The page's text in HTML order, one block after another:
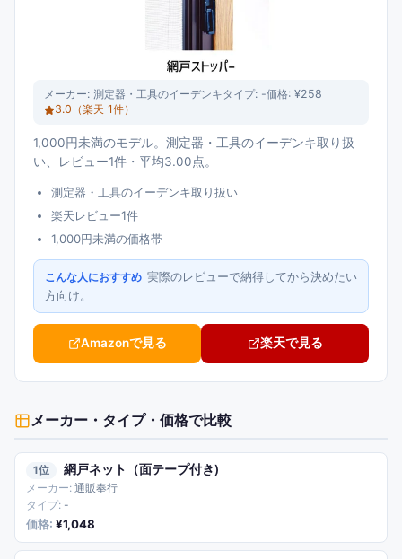
メーカー: 測定器・工具のイーデンキタイプ: -価格: ¥258
3.0 （楽天 1件）
1,000円未満のモデル。測定器・工具のイーデンキ取り扱
い、レビュー1件・平均3.00点。
測定器・工具のイーデンキ取り扱い
楽天レビュー1件
1,000円未満の価格帯
こんな人におすすめ 実際のレビューで納得してから決めたい
方向け。
Amazonで見る 楽天で見る
メーカー・タイプ・価格で比較
1 網戸ネット（面テープ付き)
通販奉行
-
¥1,048